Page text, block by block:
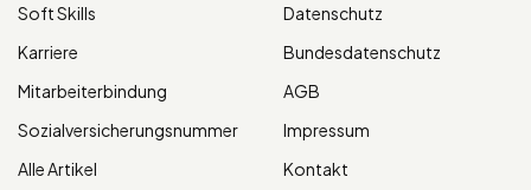
Soft Skills
Karriere
Mitarbeiterbindung
Sozialversicherungsnummer
Alle Artikel
Datenschutz
Bundesdatenschutz
AGB
Impressum
Kontakt